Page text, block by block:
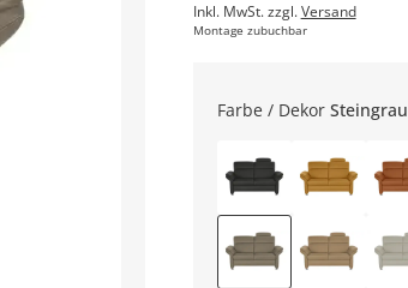
Inkl. MwSt. zzgl.Versand
Montage zubuchbar
Farbe / Dekor Steingrau